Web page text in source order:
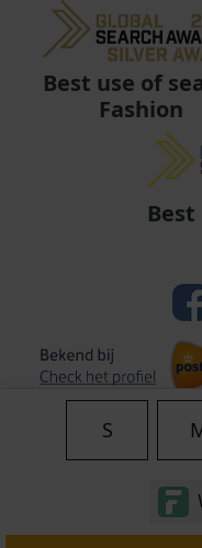
S
Best use of
Fashion
Algemene
© Copyright